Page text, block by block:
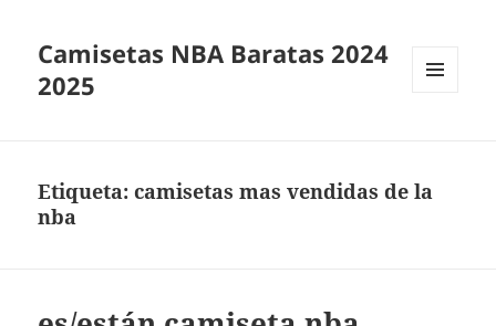
Camisetas NBA Baratas 2024
2025
Etiqueta:camisetas mas vendidas de la
nba